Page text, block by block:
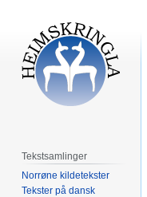
Tekstsamlinger
Norrøne kildetekster
Tekster på dansk